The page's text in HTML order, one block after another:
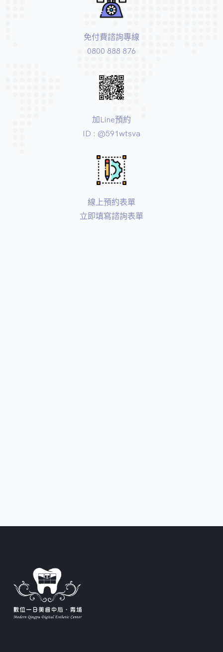
免付費諮詢專線
0800 888 876
加Line預約
ID : @591wtsva
線上預約表單
立即填寫諮詢表單